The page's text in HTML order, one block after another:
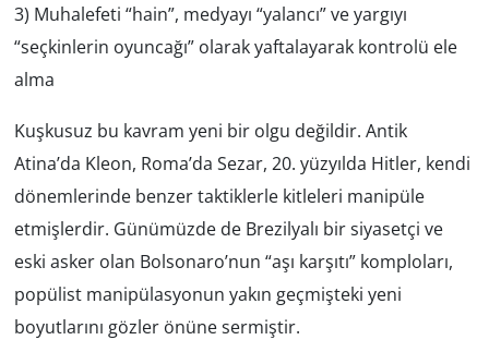
3) Muhalefeti “hain”, medyayı “yalancı” ve yargıyı
“seçkinlerin oyuncağı” olarak yaftalayarak kontrolü ele
alma
Kuşkusuz bu kavram yeni bir olgu değildir. Antik
Atina’da Kleon, Roma’da Sezar, 20. yüzyılda Hitler, kendi
dönemlerinde benzer taktiklerle kitleleri manipüle
etmişlerdir. Günümüzde de Brezilyalı bir siyasetçi ve
eski asker olan Bolsonaro’nun “aşı karşıtı” komploları,
popülist manipülasyonun yakın geçmişteki yeni
boyutlarını gözler önüne sermiştir.